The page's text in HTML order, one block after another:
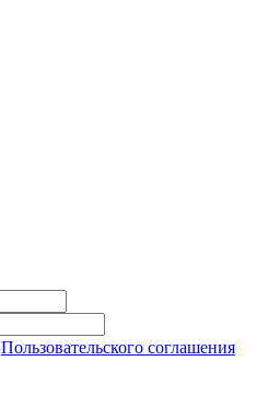
Пользовательского соглашения